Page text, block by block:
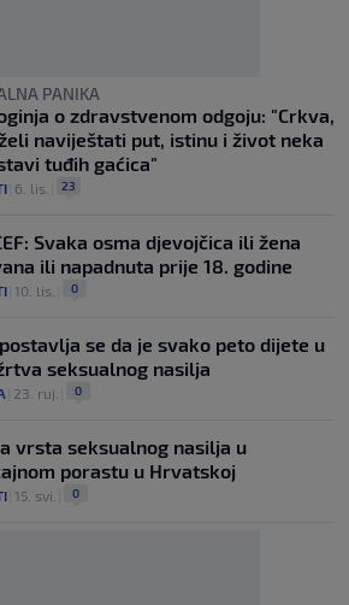
PANIKA
o zdravstvenom odgoju: "Crkva,
naviještati put, istinu i život neka
tuđih gaćica"
6. lis. 23
Svaka osma djevojčica ili žena
ili napadnuta prije 18. godine
10. lis. 0
se da je svako peto dijete u
seksualnog nasilja
23. ruj. 0
vrsta seksualnog nasilja u
porastu u Hrvatskoj
15. svi. 0